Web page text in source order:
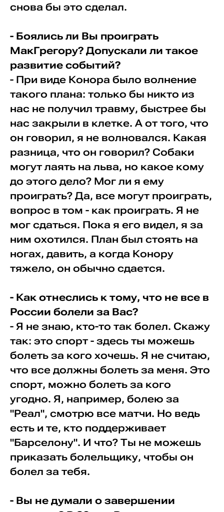
снова бы это сделал.
- Боялись ли Вы проиграть
МакГрегору? Допускали ли такое
развитие событий?
- При виде Конора было волнение
такого плана: только бы никто из
нас не получил травму, быстрее бы
нас закрыли в клетке. А от того, что
он говорил, я не волновался. Какая
разница, что он говорил? Собаки
могут лаять на льва, но какое кому
до этого дело? Мог ли я ему
проиграть? Да, все могут проиграть,
вопрос в том - как проиграть. Я не
мог сдаться. Пока я его видел, я за
ним охотился. План был стоять на
ногах, давить, а когда Конору
тяжело, он обычно сдается.
- Как отнеслись к тому, что не все в
России болели за Вас?
- Я не знаю, кто-то так болел. Скажу
так: это спорт - здесь ты можешь
болеть за кого хочешь. Я не считаю,
что все должны болеть за меня. Это
спорт, можно болеть за кого
угодно. Я, например, болею за
"Реал", смотрю все матчи. Но ведь
есть и те, кто поддерживает
"Барселону". И что? Ты не можешь
приказать болельщику, чтобы он
болел за тебя.
- Вы не думали о завершении